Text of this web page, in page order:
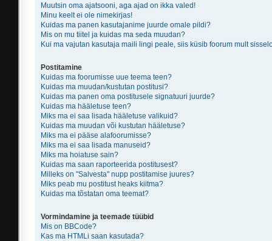
Muutsin oma ajatsooni, aga ajad on ikka valed!
Minu keelt ei ole nimekirjas!
Kuidas ma panen kasutajanime juurde omale pildi?
Mis on mu tiitel ja kuidas ma seda muudan?
Kui ma vajutan kasutaja maili lingi peale, siis küsib foorum mult
Postitamine
Kuidas ma foorumisse uue teema teen?
Kuidas ma muudan/kustutan postitusi?
Kuidas ma panen oma postitusele signatuuri juurde?
Kuidas ma hääletuse teen?
Miks ma ei saa lisada hääletuse valikuid?
Kuidas ma muudan või kustutan hääletuse?
Miks ma ei pääse alafoorumisse?
Miks ma ei saa lisada manuseid?
Miks ma hoiatuse sain?
Kuidas ma saan raporteerida postitusest?
Milleks on "Salvesta" nupp postitamise juures?
Miks peab mu postitust heaks kiitma?
Kuidas ma tõstatan oma teemat?
Vormindamine ja teemade tüübid
Mis on BBCode?
Kas ma HTMLi saan kasutada?